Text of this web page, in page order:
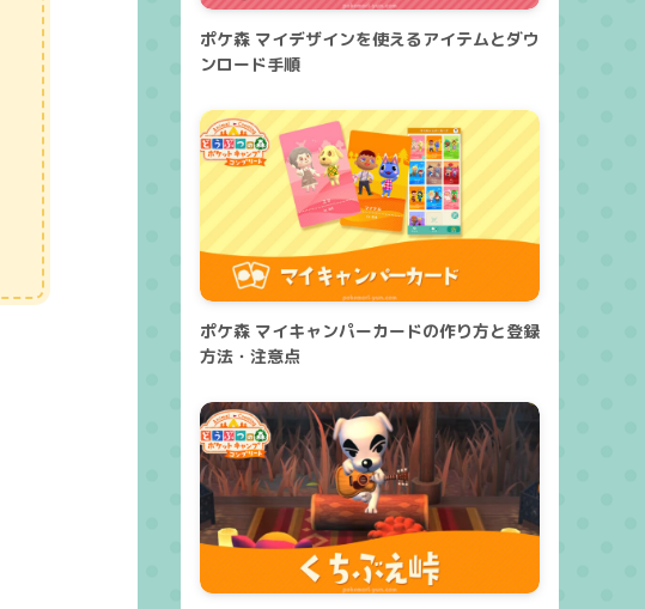
ポケ森 マイデザインを使えるアイテムとダウ
ンロード手順
ポケ森 マイキャンパーカードの作り方と登録
方法・注意点